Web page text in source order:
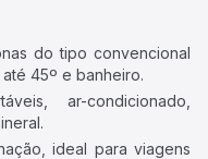
do tipo convencional
45º e banheiro.
ar-condicionado,
ideal para viagens